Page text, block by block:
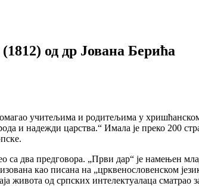
од др Јована Берића
учитељима и родитељима у
и надежди царства.“ Имала је преко 200
са два предговора. „Први дар“ је намењен
као писана на „црквенословенском
живота од српских интелектуалаца сматрао